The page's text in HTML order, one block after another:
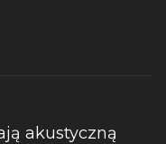
akustyczną